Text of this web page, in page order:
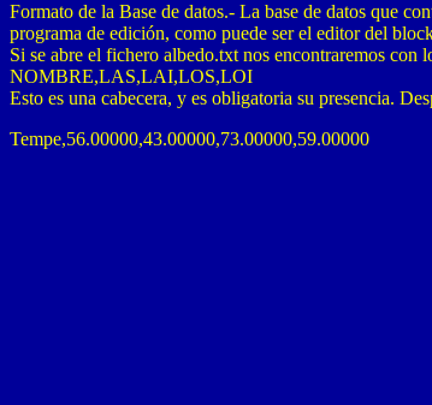
Formato de la Base de datos.- La base de datos que
programa de edición, como puede ser el editor del
Si se abre el fichero albedo.txt nos encontraremos con
NOMBRE,LAS,LAI,LOS,LOI
Esto es una cabecera, y es obligatoria su presencia.
Tempe,56.00000,43.00000,73.00000,59.00000